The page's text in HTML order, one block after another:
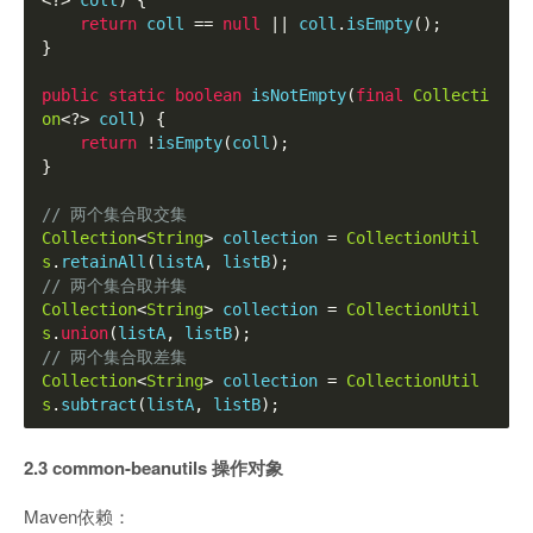
return coll == null coll . isEmpty();
}
public static boolean isNotEmpty(final
Collecti
on<?> coll )
{
return
! isEmpty(coll );
}
// 两个集合取交集
Collection<String> collection = CollectionUtil
s . retainAll (listA, listB);
// 两个集合取并集
Collection<String> collection = CollectionUtil
s . union(listA, listB);
// 两个集合取差集
Collection<String> collection = CollectionUtil
s . subtract (listA, listB);
2.3 common-beanutils 操作对象
Maven依赖：